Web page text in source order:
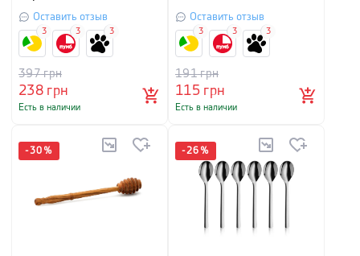
Оставить отзыв
238грн
397грн
Есть в наличии
3 3 3
Оставить отзыв
115грн
191грн
Есть в наличии
3 3 3
-30 % -26 %